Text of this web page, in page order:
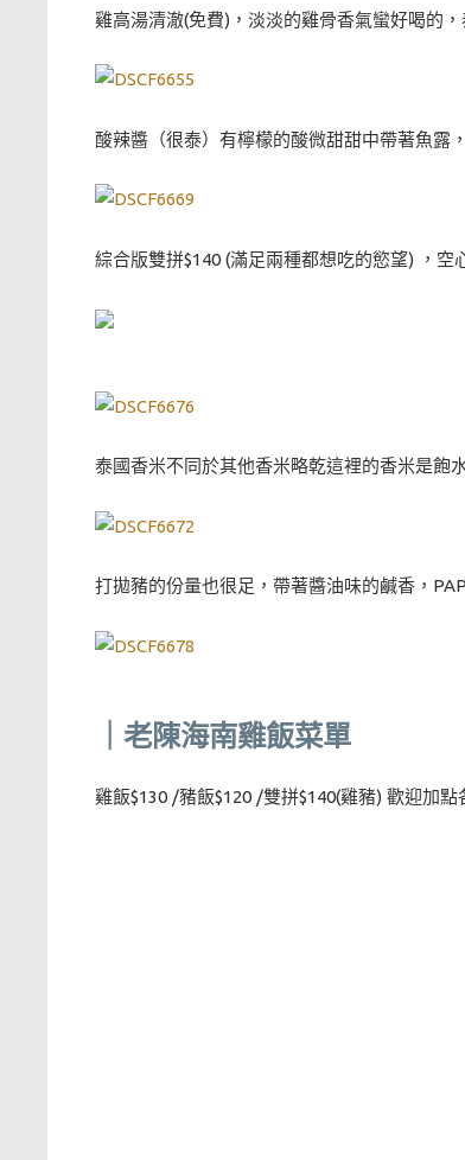
雞高湯清澈(免費)，淡淡的雞骨香氣蠻好喝的
酸辣醬（很泰）有檸檬的酸微甜甜中帶著魚露
綜合版雙拼$140 (滿足兩種都想吃的慾望) ，
泰國香米不同於其他香米略乾這裡的香米是飽
打拋豬的份量也很足，帶著醬油味的鹹香，
｜老陳海南雞飯菜單
雞飯$130 /豬飯$120 /雙拼$140(雞豬) 歡迎加點